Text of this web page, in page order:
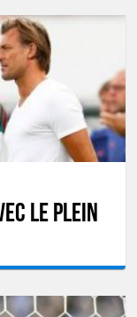
le plein